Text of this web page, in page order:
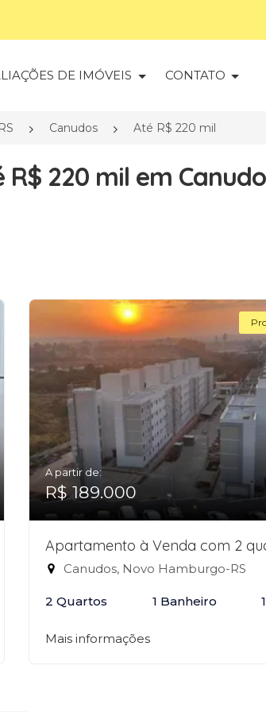
DE IMÓVEIS CONTATO
Canudos Até R$ 220 mil
220 mil em
A partir de:
R$ 189.000
Apartamento à Venda com 2
Canudos, Novo Hamburgo-RS
2 Quartos 1 Banheiro
Mais informações